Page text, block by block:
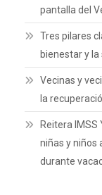
pantalla del
Tres pilares
bienestar y
Vecinas y
la
Reitera
niñas y niños
durante